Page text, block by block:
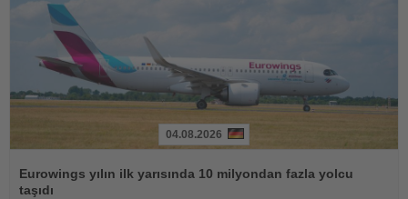
Oku
04.08.2026
Eurowings yılın ilk yarısında 10 milyondan fazla yolcu
taşıdı